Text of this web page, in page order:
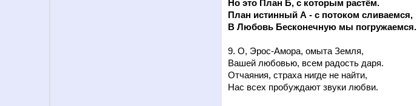
Но это План Б, с которым растём.
План истинный А - с потоком сливаемся,
В Любовь Бесконечную мы погружаемся.
9. О, Эрос-Амора, омыта Земля,
Вашей любовью, всем радость даря.
Отчаяния, страха нигде не найти,
Нас всех пробуждают звуки любви.